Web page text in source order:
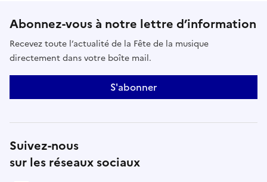
Abonnez-vous à notre lettre d’information
Recevez toute l’actualité de la Fête de la musique
directement dans votre boîte mail.
S'abonner
Suivez-nous
sur les réseaux sociaux